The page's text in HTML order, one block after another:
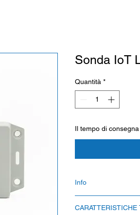
Sonda IoT
Quantità *
Il tempo di
Info
ATTENZIONE: la
CARATTERISTICHE